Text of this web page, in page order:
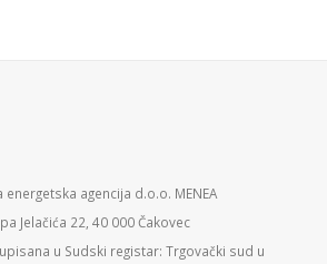
agencija d.o.o. MENEA
Jelačića 22, 40 000 Čakovec
u Sudski registar: Trgovački sud u